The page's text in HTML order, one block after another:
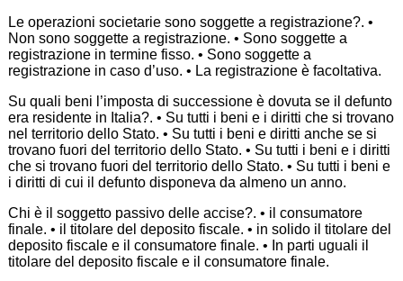
Le operazioni societarie sono soggette a registrazione?. •
Non sono soggette a registrazione. • Sono soggette a
registrazione in termine fisso. • Sono soggette a
registrazione in caso d’uso. • La registrazione è facoltativa.
Su quali beni l’imposta di successione è dovuta se il defunto
era residente in Italia?. • Su tutti i beni e i diritti che si trovano
nel territorio dello Stato. • Su tutti i beni e diritti anche se si
trovano fuori del territorio dello Stato. • Su tutti i beni e i diritti
che si trovano fuori del territorio dello Stato. • Su tutti i beni e
i diritti di cui il defunto disponeva da almeno un anno.
Chi è il soggetto passivo delle accise?. • il consumatore
finale. • il titolare del deposito fiscale. • in solido il titolare del
deposito fiscale e il consumatore finale. • In parti uguali il
titolare del deposito fiscale e il consumatore finale.